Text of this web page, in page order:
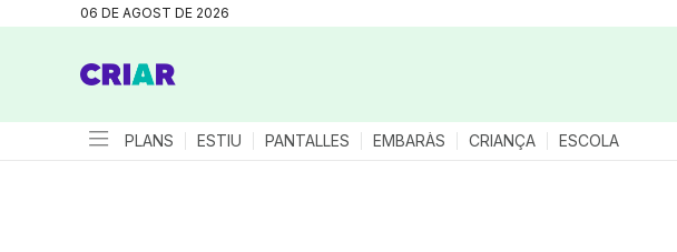
06 DE AGOST DE 2026
PLANS ESTIU PANTALLES EMBARÀS CRIANÇA ESCOLA